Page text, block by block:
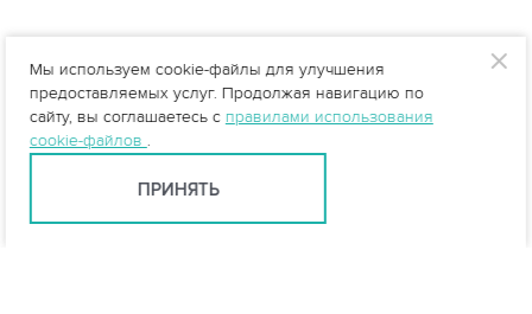
Мы используем cookie-файлы для улучшения
предоставляемых услуг. Продолжая навигацию по
сайту, вы соглашаетесь с правилами использования
cookie-файлов .
ПРИНЯТЬ